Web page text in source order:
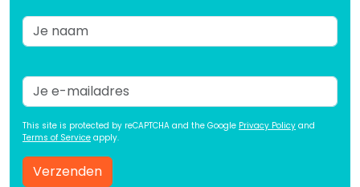
This site is protected by reCAPTCHA and the Google Privacy Policy and
Terms of Service apply.
Verzenden